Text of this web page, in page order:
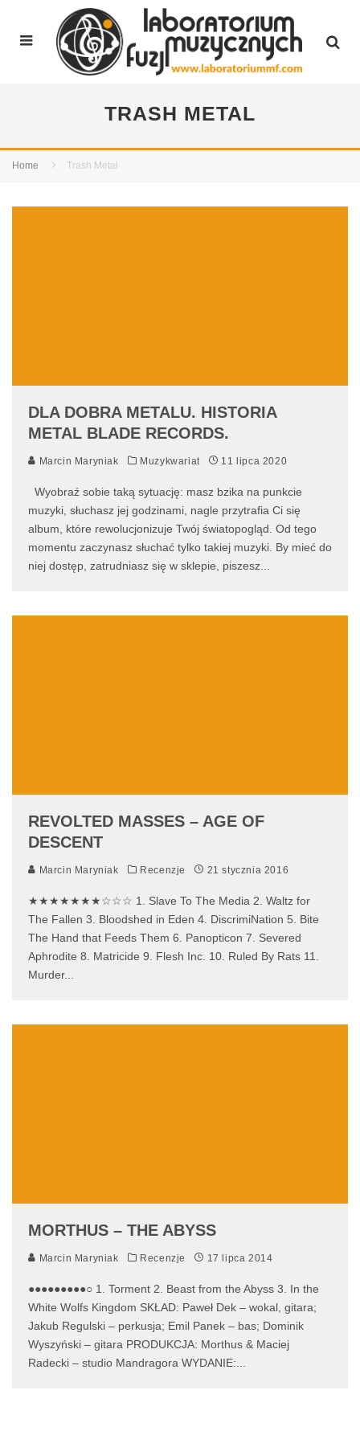
TRASH METAL
Home Trash Metal
DLA DOBRA METALU. HISTORIA
METAL BLADE RECORDS.
Marcin Maryniak Muzykwariat 11 lipca 2020
Wyobraź sobie taką sytuację: masz bzika na punkcie
muzyki, słuchasz jej godzinami, nagle przytrafia Ci się
album, które rewolucjonizuje Twój światopogląd. Od tego
momentu zaczynasz słuchać tylko takiej muzyki. By mieć do
niej dostęp, zatrudniasz się w sklepie, piszesz...
REVOLTED MASSES – AGE OF
DESCENT
Marcin Maryniak Recenzje 21 stycznia 2016
★★★★★★★☆☆☆ 1. Slave To The Media 2. Waltz for
The Fallen 3. Bloodshed in Eden 4. DiscrimiNation 5. Bite
The Hand that Feeds Them 6. Panopticon 7. Severed
Aphrodite 8. Matricide 9. Flesh Inc. 10. Ruled By Rats 11.
Murder...
MORTHUS – THE ABYSS
Marcin Maryniak Recenzje 17 lipca 2014
●●●●●●●●●○ 1. Torment 2. Beast from the Abyss 3. In the
White Wolfs Kingdom SKŁAD: Paweł Dek – wokal, gitara;
Jakub Regulski – perkusja; Emil Panek – bas; Dominik
Wyszyński – gitara PRODUKCJA: Morthus & Maciej
Radecki – studio Mandragora WYDANIE: